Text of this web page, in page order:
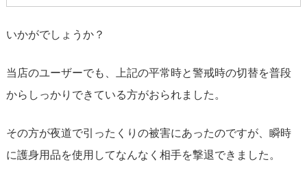
いかがでしょうか？
当店のユーザーでも、上記の平常時と警戒時の切替を普段
からしっかりできている方がおられました。
その方が夜道で引ったくりの被害にあったのですが、瞬時
に護身用品を使用してなんなく相手を撃退できました。